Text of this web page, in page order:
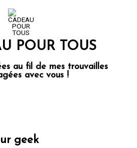
POUR TOUS
au fil de mes trouvailles
avec vous !
geek